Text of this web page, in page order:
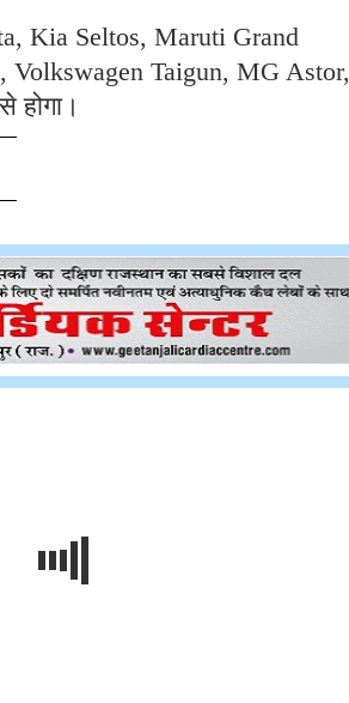
Kia Seltos, Maruti Grand
Volkswagen Taigun, MG Astor,
होगा।